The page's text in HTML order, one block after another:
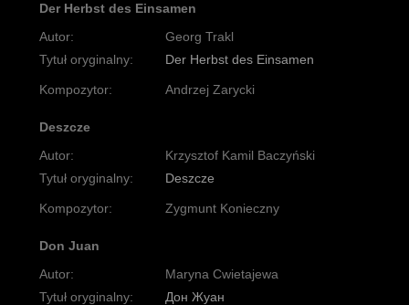
Der Herbst des Einsamen
Autor:
Georg Trakl
Tytuł oryginalny:
Der Herbst des Einsamen
Kompozytor: Andrzej Zarycki
Deszcze
Autor:
Krzysztof Kamil Baczyński
Tytuł oryginalny:
Deszcze
Kompozytor: Zygmunt Konieczny
Don Juan
Autor:
Maryna Cwietajewa
Tytuł oryginalny:
Дон Жуан